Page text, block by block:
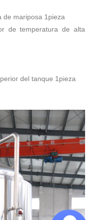
de mariposa 1pieza
de temperatura de alta
del tanque 1pieza